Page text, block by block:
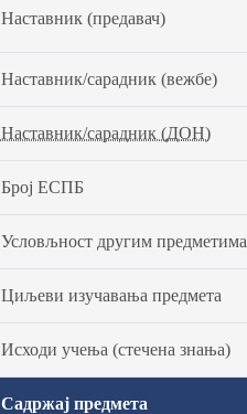
Наставник (предавач)
Наставник/сарадник (вежбе)
Наставник/сарадник (ДОН)
Број ЕСПБ
Условљност другим предметима
Циљеви изучавања предмета
Исходи учења (стечена знања)
Садржај предмета